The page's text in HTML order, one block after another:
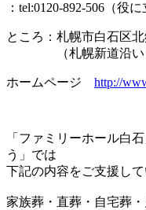
：tel:0120-892-506（役
ところ：札幌市白石区
（札幌新道沿い・
ホームページ http://
「ファミリーホール白
う」では
下記の内容をご支援して
家族葬・直葬・自宅葬